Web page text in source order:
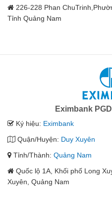
226-228 Phan
Tỉnh Quảng Nam
Eximbank
Ký hiệu: Eximbank
Quận/Huyện: Duy Xuyên
Tỉnh/Thành: Quảng Nam
Quốc lộ 1A, Khối phố Long
Xuyên, Quảng Nam